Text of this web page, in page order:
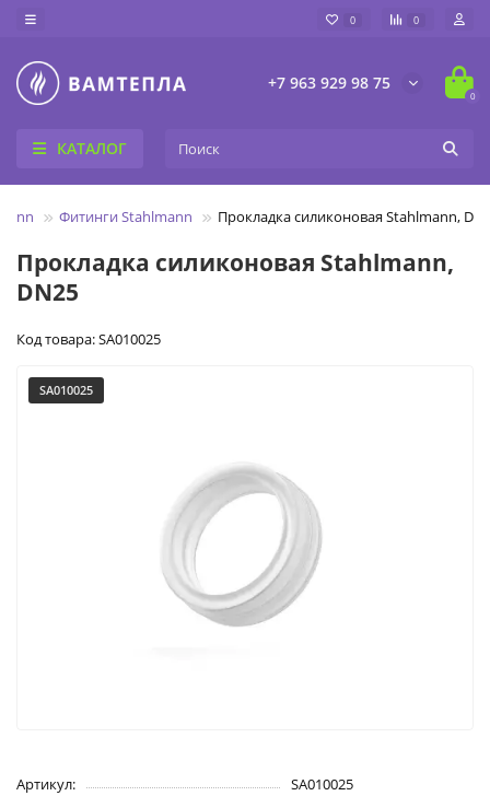
0 0
+7 963 929 98 75
0
КАТАЛОГ
Фитинги Stahlmann Прокладка силиконовая Stahlmann,
Прокладка силиконовая Stahlmann,
DN25
Код товара: SA010025
SA010025
Артикул:
SA010025